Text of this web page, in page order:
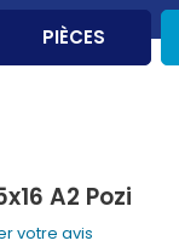
PIÈCES
A2 Pozi
votre avis